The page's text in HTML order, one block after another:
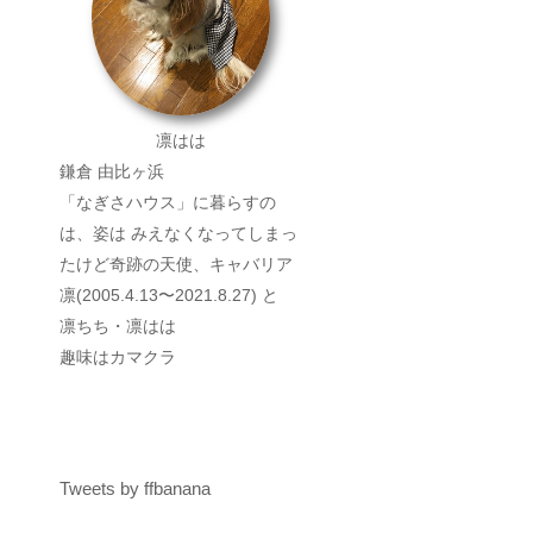
凛はは
鎌倉 由比ヶ浜
「なぎさハウス」に暮らすの
は、姿は みえなくなってしまっ
たけど奇跡の天使、キャバリア
凛(2005.4.13〜2021.8.27) と
凛ちち・凛はは
趣味はカマクラ
Tweets by ffbanana